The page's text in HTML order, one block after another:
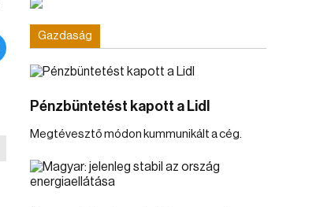
Gazdaság
Pénzbüntetést kapott a Lidl
Megtévesztő módon kummunikált a cég.